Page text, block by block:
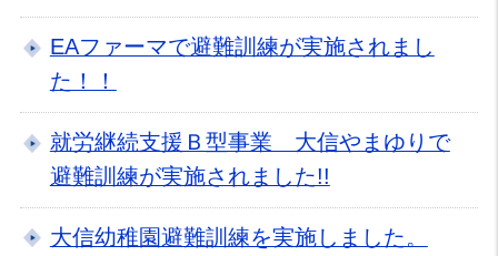
EAファーマで避難訓練が実施されまし
た！！
就労継続支援Ｂ型事業 大信やまゆりで
避難訓練が実施されました!!
大信幼稚園避難訓練を実施しました。